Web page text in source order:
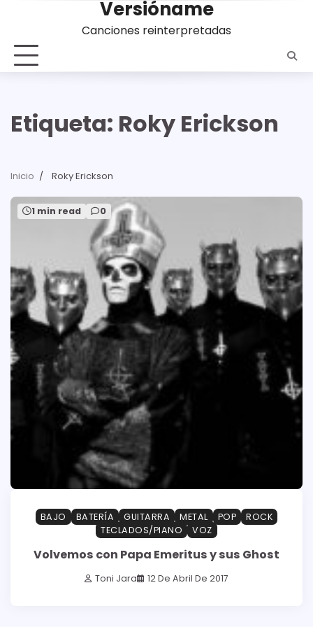
contenido
Versióname
Canciones reinterpretadas
Etiqueta: Roky Erickson
Inicio Roky Erickson
1 min read 0
BAJO BATERÍA GUITARRA METAL POP
ROCK
TECLADOS/PIANO
VOZ
Volvemos con Papa Emeritus y sus Ghost
Toni Jara 12 De Abril De 2017